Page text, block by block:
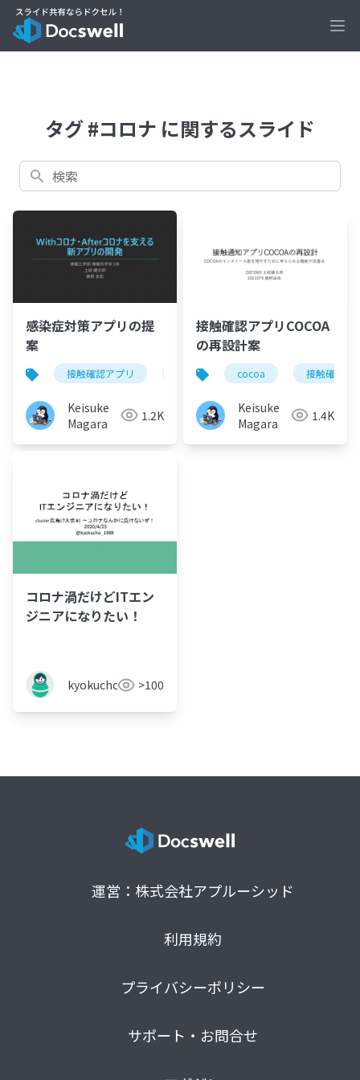
タグ #コロナ に関するスライド
検索
感染症対策アプリの提
案
接触確認アプリ cocoa 再設計 提案
Keisuke
Magara
1.2K
接触確認アプリCOCOA
の再設計案
cocoa 接触確認ア
Keisuke
Magara
1.4K
コロナ渦だけどITエン
ジニアになりたい！
kyokucho1989>100
運営：株式会社アプルーシッド
利用規約
プライバシーポリシー
サポート・お問合せ